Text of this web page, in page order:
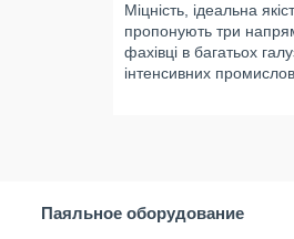
Міцність, ідеальна
пропонують три
фахівці в багатьох
інтенсивних
Паяльное оборудование